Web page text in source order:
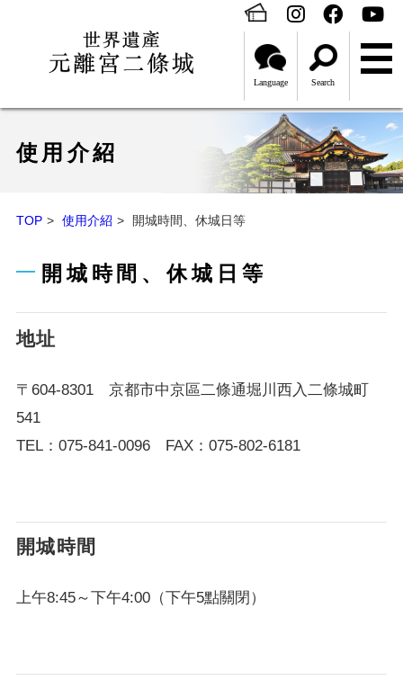
Language Search
使用介紹
TOP 使用介紹 開城時間、休城日等
開城時間、休城日等
地址
〒604-8301 京都市中京區二條通堀川西入二條城町
541
TEL：075-841-0096 FAX：075-802-6181
開城時間
上午8:45～下午4:00（下午5點關閉）